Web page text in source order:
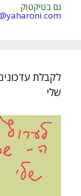
גם בטיקטוק
לקבלת
שלי